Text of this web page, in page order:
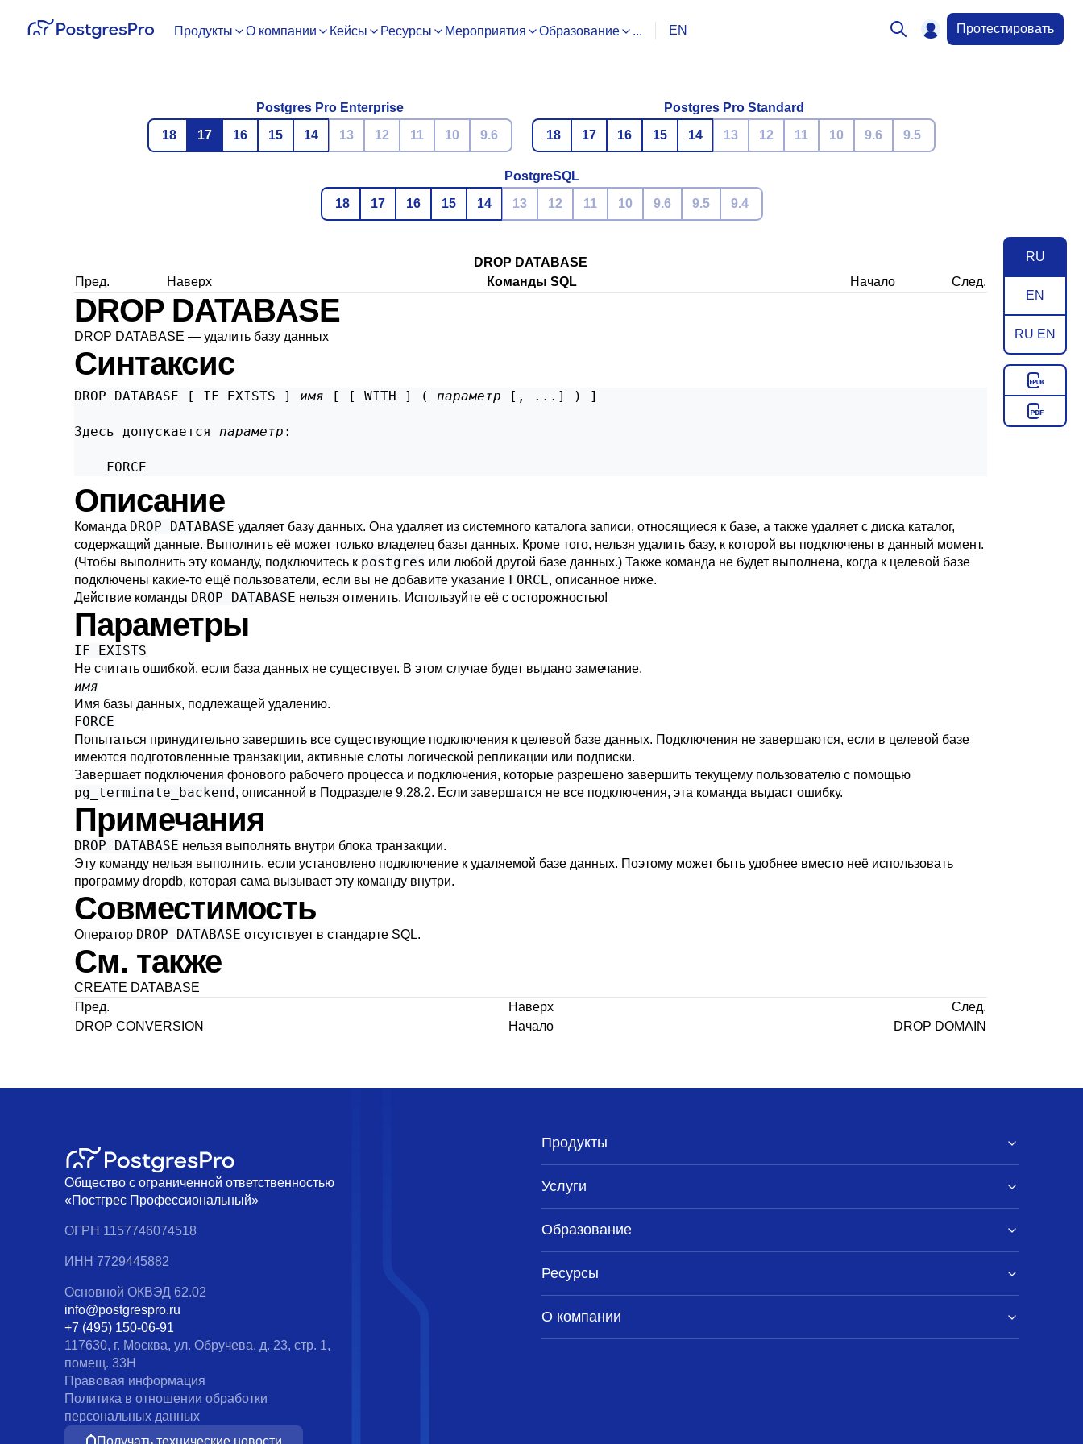
Продукты О компании Кейсы Ресурсы Мероприятия Образование ... EN Протестировать
Postgres Pro Enterprise
18
17 16 15 14 13 12 11 10 9.6
Postgres Pro Standard
18
17 16 15 14 13 12 11 10 9.6 9.5
PostgreSQL
18
17 16 15 14 13 12 11 10 9.6 9.5 9.4
RU
EN
RU EN
DROP DATABASE
Пред.
Наверх Команды SQL Начало След.
DROP DATABASE
DROP DATABASE — удалить базу данных
Синтаксис
DROP DATABASE [ IF EXISTS ] имя [ [ WITH ] ( параметр [, ...] ) ]
Здесь допускается параметр :
    FORCE
Описание
Команда DROP DATABASE удаляет базу данных. Она удаляет из системного каталога записи, относящиеся к базе, а также удаляет с диска каталог,
содержащий данные. Выполнить её может только владелец базы данных. Кроме того, нельзя удалить базу, к которой вы подключены в данный момент.
(Чтобы выполнить эту команду, подключитесь к postgres или любой другой базе данных.) Также команда не будет выполнена, когда к целевой базе
подключены какие-то ещё пользователи, если вы не добавите указание FORCE, описанное ниже.
Действие команды DROP DATABASE нельзя отменить. Используйте её с осторожностью!
Параметры
IF EXISTS
Не считать ошибкой, если база данных не существует. В этом случае будет выдано замечание.
имя
Имя базы данных, подлежащей удалению.
FORCE
Попытаться принудительно завершить все существующие подключения к целевой базе данных. Подключения не завершаются, если в целевой базе
имеются подготовленные транзакции, активные слоты логической репликации или подписки.
Завершает подключения фонового рабочего процесса и подключения, которые разрешено завершить текущему пользователю с помощью
pg_terminate_backend, описанной в Подразделе 9.28.2. Если завершатся не все подключения, эта команда выдаст ошибку.
Примечания
DROP DATABASE нельзя выполнять внутри блока транзакции.
Эту команду нельзя выполнить, если установлено подключение к удаляемой базе данных. Поэтому может быть удобнее вместо неё использовать
программу dropdb, которая сама вызывает эту команду внутри.
Совместимость
Оператор DROP DATABASE отсутствует в стандарте SQL.
См. также
CREATE DATABASE
Пред.
Наверх
След.
DROP CONVERSION
Начало DROP DOMAIN
Общество с ограниченной ответственностью
«Постгрес Профессиональный»
ОГРН 1157746074518
ИНН 7729445882
Основной ОКВЭД 62.02
info@postgrespro.ru
+7 (495) 150-06-91
117630, г. Москва, ул. Обручева, д. 23, стр. 1,
помещ. 33Н
Правовая информация
Политика в отношении обработки
персональных данных
Получать технические новости
Продукты
Услуги
Образование
Ресурсы
О компании